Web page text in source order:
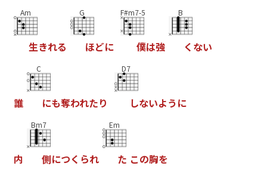
Am
生きれる
G
ほどに
F#m7-5
僕は強
B
く ない
誰
C
にも奪われたり
D7
しないよう に
内
Bm7
側につく られ
Em
た この胸を